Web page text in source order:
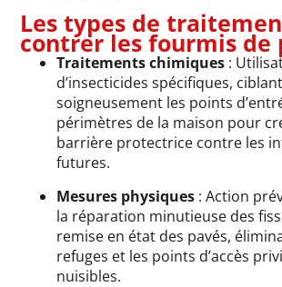
Les types de
contrer les fourmis de
Traitements chimiques :
d’insecticides spécifiques, ciblant
soigneusement les points
périmètres de la maison pour
barrière protectrice contre les
futures.
Mesures physiques : Action
la réparation minutieuse des
remise en état des pavés,
refuges et les points d’accès
nuisibles.